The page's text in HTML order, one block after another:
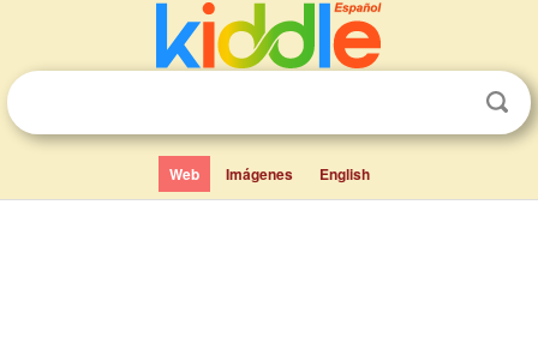
Web Imágenes English